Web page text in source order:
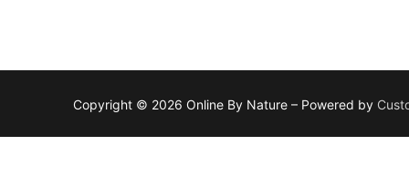
Copyright © 2026 Online By Nature – Powered by